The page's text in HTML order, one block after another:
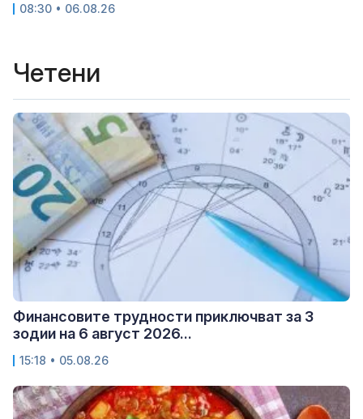
08:30 • 06.08.26
Четени
Финансовите трудности приключват за 3
зодии на 6 август 2026...
15:18 • 05.08.26